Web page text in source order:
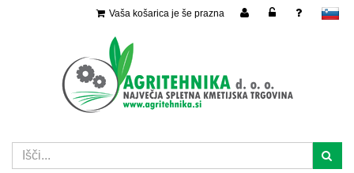
slovensko
Vaša košarica je še prazna